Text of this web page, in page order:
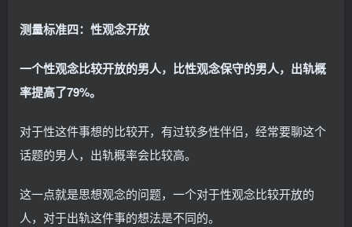
测量标准四：性观念开放
一个性观念比较开放的男人，比性观念保守的男人，出轨概
率提高了79%。
对于性这件事想的比较开，有过较多性伴侣，经常要聊这个
话题的男人，出轨概率会比较高。
这一点就是思想观念的问题，一个对于性观念比较开放的
人，对于出轨这件事的想法是不同的。